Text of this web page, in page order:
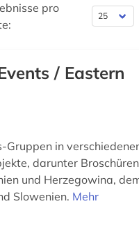
pro
/ Eastern
Gruppen in
darunter
und Herzegowina,
Slowenien. Mehr